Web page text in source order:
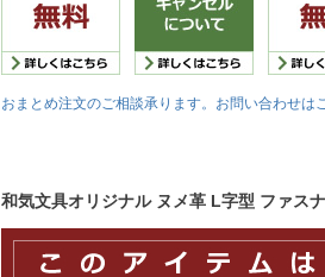
おまとめ注文のご相談承ります。お問い合わせは
和気文具オリジナル ヌメ革 L字型 ファス